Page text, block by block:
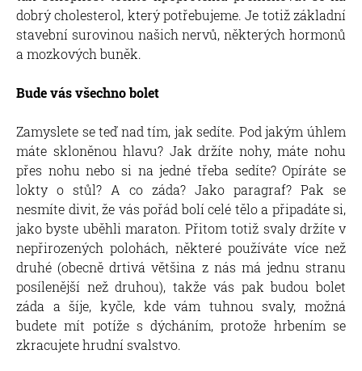
dobrý cholesterol, který potřebujeme. Je totiž základní
stavební surovinou našich nervů, některých hormonů
a mozkových buněk.
Bude vás všechno bolet
Zamyslete se teď nad tím, jak sedíte. Pod jakým úhlem
máte skloněnou hlavu? Jak držíte nohy, máte nohu
přes nohu nebo si na jedné třeba sedíte? Opíráte se
lokty o stůl? A co záda? Jako paragraf? Pak se
nesmíte divit, že vás pořád bolí celé tělo a připadáte si,
jako byste uběhli maraton. Přitom totiž svaly držíte v
nepřirozených polohách, některé používáte více než
druhé (obecně drtivá většina z nás má jednu stranu
posílenější než druhou), takže vás pak budou bolet
záda a šíje, kyčle, kde vám tuhnou svaly, možná
budete mít potíže s dýcháním, protože hrbením se
zkracujete hrudní svalstvo.